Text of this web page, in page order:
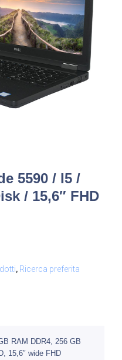
5590 / I5 /
/ 15,6″ FHD
, Ricerca preferita
RAM DDR4, 256 GB
15,6″ wide FHD